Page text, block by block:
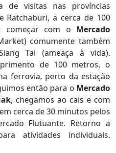
de visitas nas províncias
Ratchaburi, a cerca de 100
começar com o Mercado
comumente também
Tai (ameaça à vida).
de 100 metros, o
ferrovia, perto da estação
então para o Mercado
, chegamos ao cais e com
cerca de 30 minutos pelos
Flutuante. Retorno a
atividades individuais.